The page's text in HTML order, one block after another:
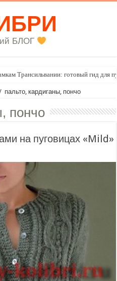
БЛОГ
пальто, кардиганы, пончо
пончо
на пуговицах «Mild»